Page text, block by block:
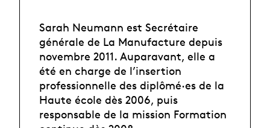
Sarah Neumann est Secrétaire
générale de La Manufacture depuis
novembre 2011. Auparavant, elle a
été en charge de l’insertion
professionnelle des diplômé·es de la
Haute école dès 2006, puis
responsable de la mission Formation